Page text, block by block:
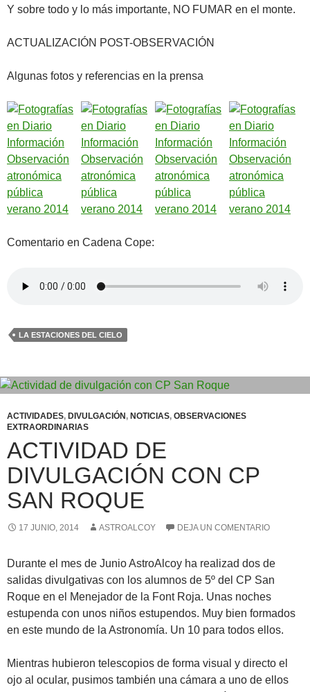
Y sobre todo y lo más importante, NO FUMAR en el monte.
ACTUALIZACIÓN POST-OBSERVACIÓN
Algunas fotos y referencias en la prensa
Comentario en Cadena Cope:
LA ESTACIONES DEL CIELO
ACTIVIDADES, DIVULGACIÓN , NOTICIAS, OBSERVACIONES
EXTRAORDINARIAS
ACTIVIDAD DE
DIVULGACIÓN CON CP
SAN ROQUE
17 JUNIO, 2014 ASTROALCOY DEJA UN COMENTARIO
Durante el mes de Junio AstroAlcoy ha realizad dos de
salidas divulgativas con los alumnos de 5º del CP San
Roque en el Menejador de la Font Roja. Unas noches
estupenda con unos niños estupendos. Muy bien formados
en este mundo de la Astronomía. Un 10 para todos ellos.
Mientras hubieron telescopios de forma visual y directo el
ojo al ocular, pusimos también una cámara a uno de ellos